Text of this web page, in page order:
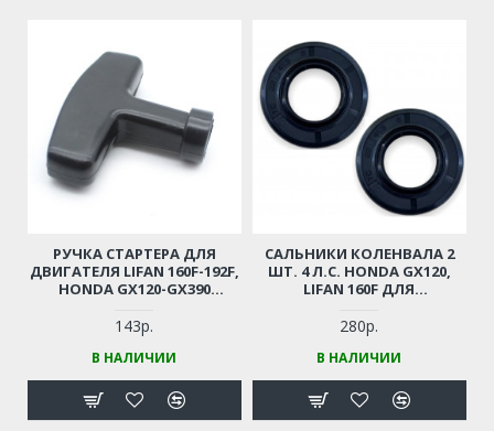
РУЧКА СТАРТЕРА ДЛЯ
ДВИГАТЕЛЯ LIFAN 160F-192F,
HONDA GX120-GX390
/ ВИБРОПЛИТЫ И ПР.
143р.
В НАЛИЧИИ
САЛЬНИКИ КОЛЕНВАЛА 2
ШТ. 4 Л.С. HONDA GX120,
LIFAN 160F ДЛЯ
СНЕГОУБОРЩИКА,
ВИБРОПЛИТЫ,
МОТОПОМПЫ И ПР.
280р.
В НАЛИЧИИ